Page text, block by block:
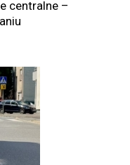
centralne –